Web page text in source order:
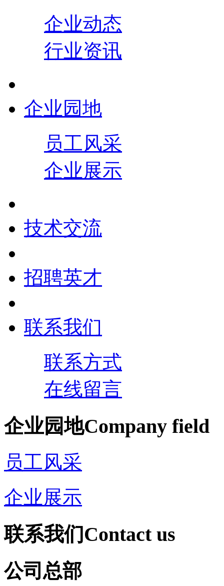
企业动态
行业资讯
企业园地
员工风采
企业展示
技术交流
招聘英才
联系我们
联系方式
在线留言
企业园地Company field
员工风采
企业展示
联系我们 Contact us
公司总部